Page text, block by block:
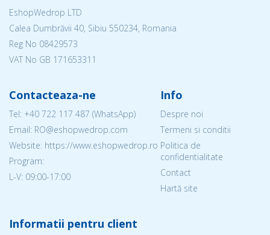
EshopWedrop LTD
Calea Dumbrăvii 40, Sibiu 550234, Romania
Reg No 08429573
VAT No GB 171653311
Contacteaza-ne
Tel: +40 722 117 487 (WhatsApp)
Email: RO@eshopwedrop.com
Website: https://www.eshopwedrop.ro
Program:
L-V: 09:00-17:00
Info
Despre noi
Termeni si conditii
Politica de
confidentialitate
Contact
Hartă site
Informatii pentru client